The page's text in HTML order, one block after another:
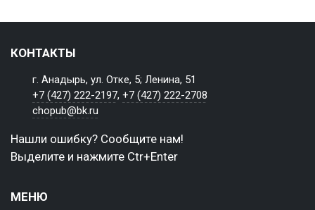
КОНТАКТЫ
г. Анадырь, ул. Отке, 5; Ленина, 51
+7 (427) 222-2197,+7 (427) 222-2708
chopub@bk.ru
Нашли ошибку? Сообщите нам!
Выделите и нажмите Ctr+Enter
МЕНЮ